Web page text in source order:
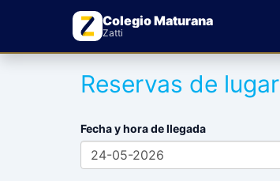
Colegio Maturana
Zatti
Reservas de lugar
Fecha y hora de llegada